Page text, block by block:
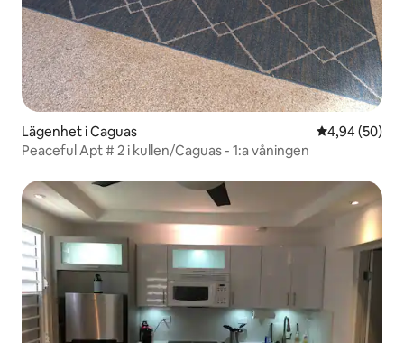
Lägenhet i Caguas 4,94 av 5 i
4,94 (50)
Peaceful Apt # 2 i kullen/Caguas - 1:a våningen